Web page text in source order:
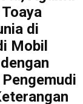
di
Mobil